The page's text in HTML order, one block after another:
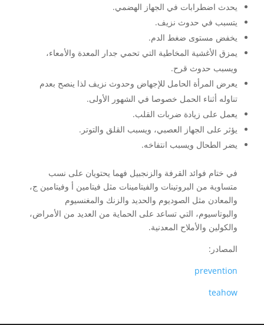
يحدث اضطرابات في الجهاز الهضمي.
يتسبب في حدوث نزيف.
يخفض مستوى ضغط الدم.
يمزق الأغشية المخاطية التي تحمي جدار المعدة والأمعاء،
ويسبب حدوث قرح.
يعرض المرأة الحامل للإجهاض وحدوث نزيف لذا ينصح بعدم
تناوله أثناء الحمل خصوصا في الشهور الأولى.
يعمل على زيادة ضربات القلب.
يؤثر على الجهاز العصبي، ويسبب القلق والتوتر.
يضر الطحال ويسبب انتفاخه.
في ختام فوائد القرفة والزنجبيل فهما يحتويان على نسب
متساوية من البروتينات والفيتامينات مثل فيتامين أ وفيتامين ج،
والمعادن مثل الصوديوم والحديد والزنك والمغنسيوم
والبوتاسيوم، التي تساعد على الحماية من العديد من الأمراض،
والكولين والأملاح المعدنية.
المصادر:
prevention
teahow